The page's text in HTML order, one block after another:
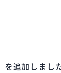
追加しました